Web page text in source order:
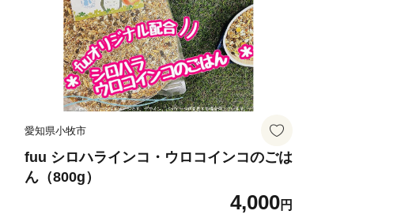
愛知県小牧市
fuu シロハラインコ・ウロコインコのごは
ん（800g）
4,000円